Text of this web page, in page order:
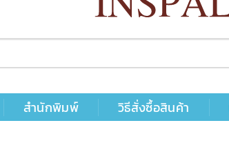
สำนักพิมพ์ วิธีสั่งซื้อสินค้า